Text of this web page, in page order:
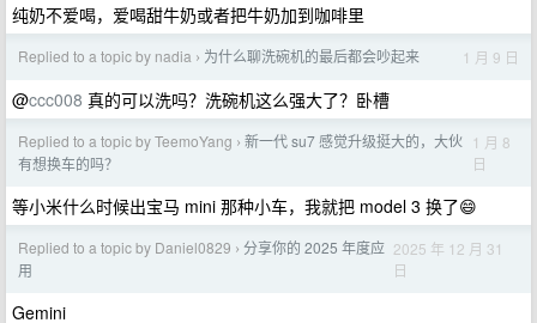
纯奶不爱喝，爱喝甜牛奶或者把牛奶加到咖啡里
Replied to a topic by nadia › 为什么聊洗碗机的最后都会吵起来 1 月 9 日
@ccc008 真的可以洗吗？洗碗机这么强大了？卧槽
Replied to a topic by TeemoYang › 新一代 su7 感觉升级挺大的，大伙
有想换车的吗？
1 月 8
日
等小米什么时候出宝马 mini 那种小车，我就把 model 3 换了😄
Replied to a topic by Daniel0829 › 分享你的 2025 年度应
用
2025 年 12 月 31
日
Gemini